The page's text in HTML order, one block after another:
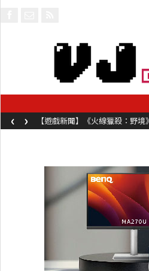
【遊戲新聞】《火線獵殺：野
容同時系舊作限時超平價折扣
‹ ›